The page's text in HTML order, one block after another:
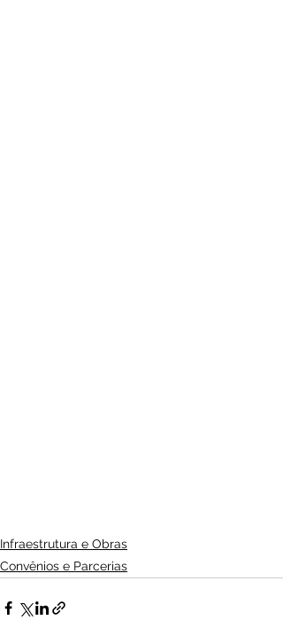
Infraestrutura e Obras
Convênios e Parcerias